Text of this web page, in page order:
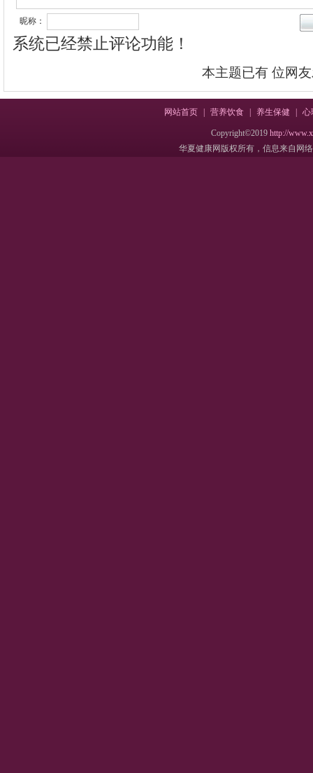
昵称：
系统已经禁止评论功能！
本主题已有 位网
网站首页 营养饮食 养生保健 心
Copyright©2019http://
华夏健康网版权所有，信息来自网